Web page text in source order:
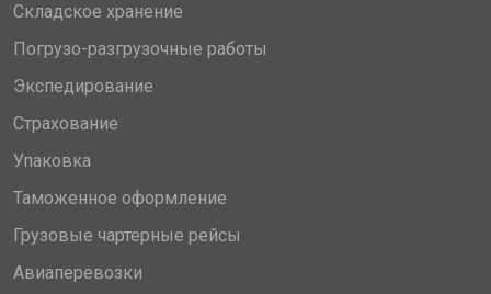
Складское хранение
Погрузо-разгрузочные работы
Экспедирование
Страхование
Упаковка
Таможенное оформление
Грузовые чартерные рейсы
Авиаперевозки